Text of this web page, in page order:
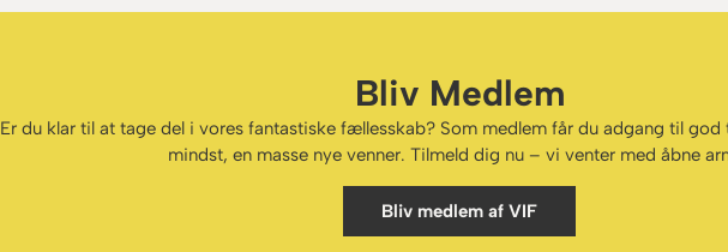
Bliv Medlem
Er du klar til at tage del i vores fantastiske fællesskab? Som medlem får du adgang til
mindst, en masse nye venner. Tilmeld dig nu – vi venter med åbne
Bliv medlem af VIF